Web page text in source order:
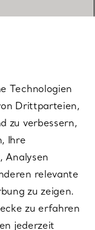
Technologien
Drittparteien,
zu verbessern,
Ihre
Analysen
relevante
zu zeigen.
zu erfahren
jederzeit